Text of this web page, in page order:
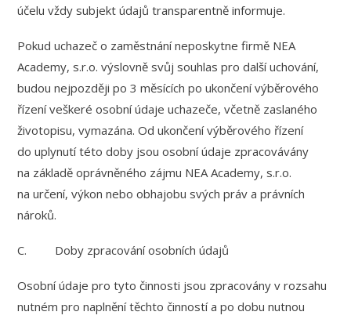
účelu vždy subjekt údajů transparentně informuje.
Pokud uchazeč o zaměstnání neposkytne firmě NEA
Academy, s.r.o. výslovně svůj souhlas pro další uchování,
budou nejpozději po 3 měsících po ukončení výběrového
řízení veškeré osobní údaje uchazeče, včetně zaslaného
životopisu, vymazána. Od ukončení výběrového řízení
do uplynutí této doby jsou osobní údaje zpracovávány
na základě oprávněného zájmu NEA Academy, s.r.o.
na určení, výkon nebo obhajobu svých práv a právních
nároků.
C. Doby zpracování osobních údajů
Osobní údaje pro tyto činnosti jsou zpracovány v rozsahu
nutném pro naplnění těchto činností a po dobu nutnou